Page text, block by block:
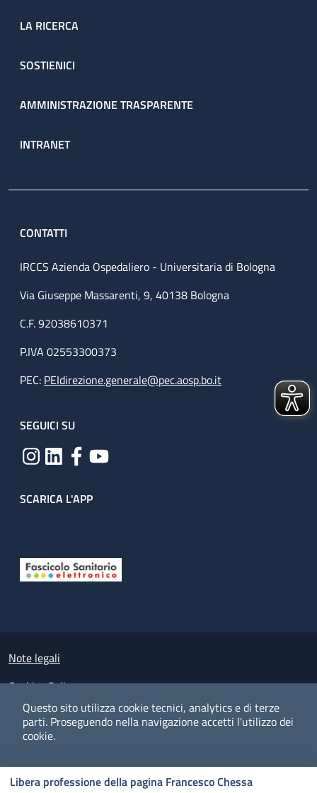
Questo sito utilizza cookie tecnici, analytics e di terze
parti. Proseguendo nella navigazione accetti l'utilizzo dei
cookie.
Libera professione della pagina Francesco Chessa
LA RICERCA
SOSTIENICI
AMMINISTRAZIONE TRASPARENTE
INTRANET
CONTATTI
IRCCS Azienda Ospedaliero - Universitaria di Bologna
Via Giuseppe Massarenti, 9, 40138 Bologna
C.F. 92038610371
P.IVA 02553300373
PEC: PEIdirezione.generale@pec.aosp.bo.it
SEGUICI SU
SCARICA L'APP
Small prints
Note legali
Cookies Policy
Policy privacy e protezione del dato personale
Albo pretorio on-line
Dichiarazione di accessibilità